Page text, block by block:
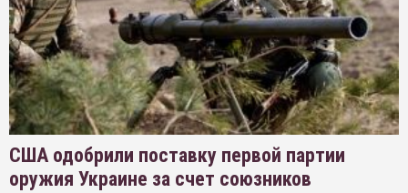
США одобрили поставку первой партии
оружия Украине за счет союзников